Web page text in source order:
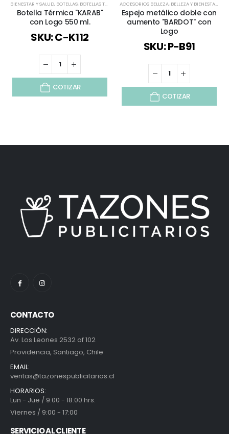
BIENESTAR Y SALUD, BOTELLAS, BOTELLAS TÉRMICAS Y ACERO INOX ,DÍA DEL TRABAJADOR,
Botella Térmica "KARAB"
con Logo 550 ml.
SKU: C-K112
COTIZAR
ACCESORIOS BELLEZA, BELLEZA Y BIENESTAR
Espejo metálico doble con
aumento "BARDOT" con
Logo
SKU: P-B91
COTIZAR
CONTACTO
DIRECCIÓN:
Av. Los Leones 2532 of 102
Providencia, Santiago, Chile
EMAIL:
ventas@tazonespublicitarios.cl
HORARIOS:
Lun - Jue / 9:00 - 18:00 hrs.
Viernes / 9:00 - 17:00
SERVICIO AL CLIENTE